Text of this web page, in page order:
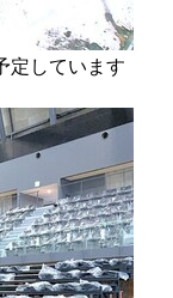
定しています